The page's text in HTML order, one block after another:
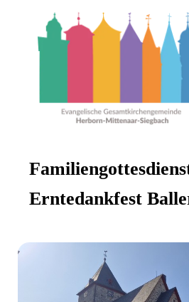
Erntedankfest